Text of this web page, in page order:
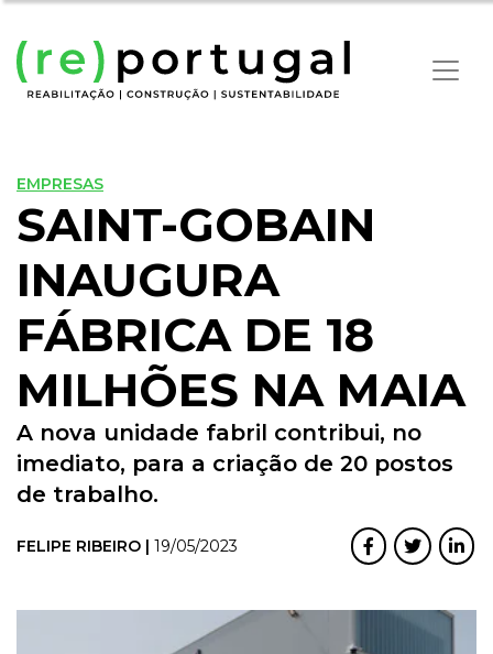
EMPRESAS
SAINT-GOBAIN
INAUGURA
FÁBRICA DE 18
MILHÕES NA MAIA
A nova unidade fabril contribui, no
imediato, para a criação de 20 postos
de trabalho.
FELIPE RIBEIRO | 19/05/2023